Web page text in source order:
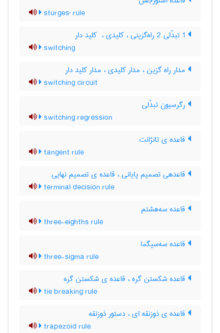
sturges' rule
switching
مدار راه گزین ، مدار کلیدی ، مدار کلید دار
switching circuit
رگرسیون تبدّلی
switching regression
قاعده ی تانژانت
tangent rule
قاعدهی تصمیم پایانی ، قاعده ی تصمیم نهایی
terminal decision rule
قاعده سه‌هشتم
three-eighths rule
قاعده سه‌سیگما
three-sigma rule
قاعده شکستن گره ، قاعده ی شکستن گره
tie breaking rule
قاعده ی ذوزنقه ای ، دستور ذوزنقه
trapezoid rule